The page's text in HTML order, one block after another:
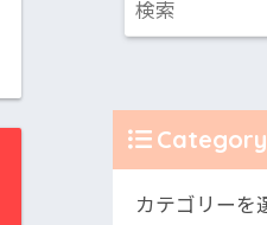
Category